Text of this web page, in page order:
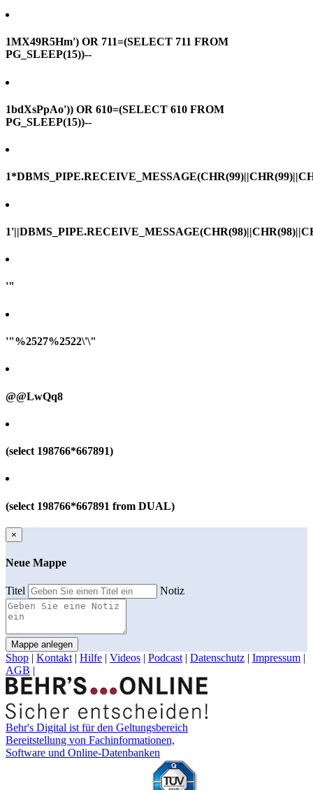
1MX49R5Hm') OR 711=(SELECT 711 FROM
PG_SLEEP(15))--
1bdXsPpAo')) OR 610=(SELECT 610 FROM
PG_SLEEP(15))--
'"
'"%2527%2522\'\"
@@LwQq8
(select 198766*667891)
(select 198766*667891 from DUAL)
×
Neue Mappe
Titel Notiz
Mappe anlegen
Shop | Kontakt | Hilfe | Videos | Podcast | Datenschutz | Impressum |
AGB |
Behr's Digital ist für den Geltungsbereich
Bereitstellung von Fachinformationen,
Software und Online-Datenbanken